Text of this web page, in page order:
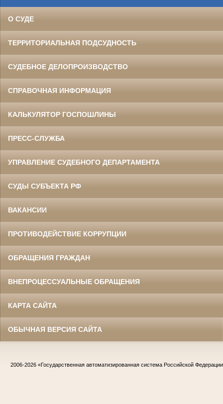
О СУДЕ
ТЕРРИТОРИАЛЬНАЯ ПОДСУДНОСТЬ
СУДЕБНОЕ ДЕЛОПРОИЗВОДСТВО
СПРАВОЧНАЯ ИНФОРМАЦИЯ
КАЛЬКУЛЯТОР ГОСПОШЛИНЫ
ПРЕСС-СЛУЖБА
УПРАВЛЕНИЕ СУДЕБНОГО ДЕПАРТАМЕНТА
СУДЫ СУБЪЕКТА РФ
ВАКАНСИИ
ПРОТИВОДЕЙСТВИЕ КОРРУПЦИИ
ОБРАЩЕНИЯ ГРАЖДАН
ВНЕПРОЦЕССУАЛЬНЫЕ ОБРАЩЕНИЯ
КАРТА САЙТА
ОБЫЧНАЯ ВЕРСИЯ САЙТА
2006-2026 «Государственная автоматизированная система Российской